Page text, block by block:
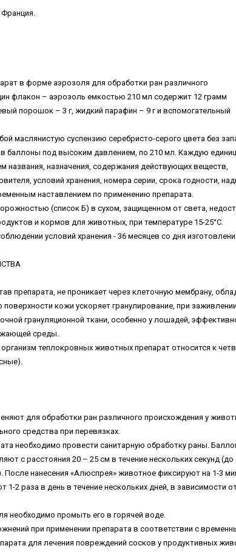
в форме аэрозоля для обработки ран различного
флакон – аэрозоль емкостью 210 мл содержит 12 грамм
порошок – 3 г, жидкий парафин – 9 г и вспомогательный
маслянистую суспензию серебристо-серого цвета без
баллоны под высоким давлением, по 210 мл. Каждую
названия, назначения, содержания действующих веществ,
условий хранения, номера серии, срока годности,
наставлением по применению препарата.
(список Б) в сухом, защищенном от света,
и кормов для животных, при температуре 15-25°С.
условий хранения - 36 месяцев со дня
препарата, не проникает через клеточную мембрану,
кожи ускоряет гранулирование, при
грануляционной ткани, особенно у лошадей,
среды.
теплокровных животных препарат относится к
для обработки ран различного происхождения у
средства при перевязках.
необходимо провести санитарную обработку раны.
с расстояния 20 – 25 см в течение нескольких секунд
После нанесения «Алюспрея» животное фиксируют на 1-3
1-2 раза в день в течение нескольких дней, в зависимости
необходимо промыть его в горячей воде.
при применении препарата в соответствии с
для лечения повреждений сосков у продуктивных